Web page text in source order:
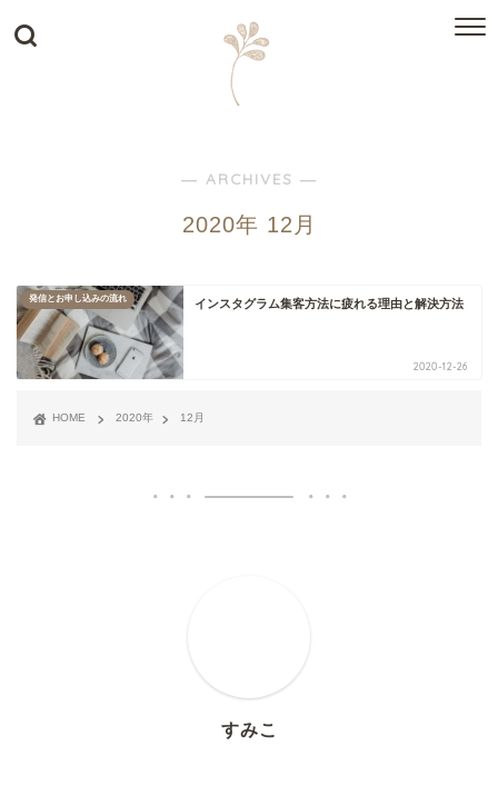
― ARCHIVES ―
2020年 12月
発信とお申し込みの流れ インスタグラム集客方法に疲れる理由と解決方法
2020-12-26
HOME 2020年 12月
すみこ